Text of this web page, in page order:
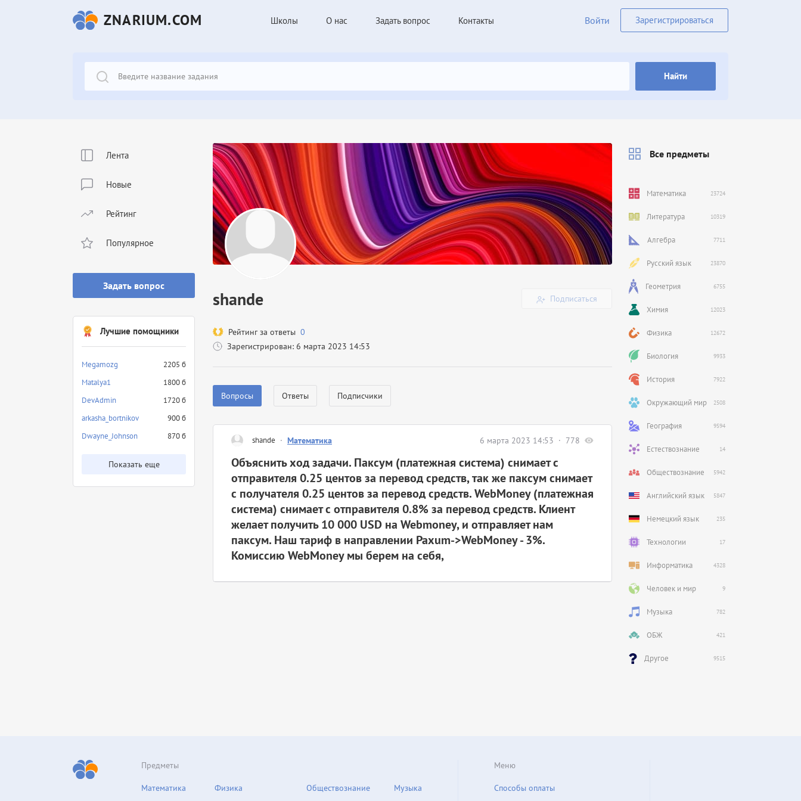
ZNARIUM.COM Школы О нас Задать вопрос Контакты Войти Зарегистрироваться
Найти
Лента
Новые
Рейтинг
Популярное
Задать вопрос
Лучшие помощники
Megamozg
2205 б
Matalya1
1800 б
DevAdmin
1720 б
arkasha_bortnikov
900 б
Dwayne_Johnson
870 б
Показать еще
shande Подписаться
Рейтинг за ответы 0
Зарегистрирован: 6 марта 2023 14:53
Вопросы Ответы Подписчики
shande · Математика 6 марта 2023 14:53 778
Объяснить ход задачи. Паксум (платежная система) снимает с
отправителя 0.25 центов за перевод средств, так же паксум снимает
с получателя 0.25 центов за перевод средств. WebMoney (платежная
система) снимает с отправителя 0.8% за перевод средств. Клиент
желает получить 10 000 USD на Webmoney, и отправляет нам
паксум. Наш тариф в направлении Paxum->WebMoney - 3%.
Комиссию WebMoney мы берем на себя,
Все предметы
Математика 23724
Литература 10319
Алгебра 7711
Русский язык 23870
Геометрия 6755
Химия 12023
Физика 12672
Биология 9933
История 7922
Окружающий мир 2508
География 9594
Естествознание 14
Обществознание 5942
Английский язык 5847
Немецкий язык 235
Технологии 17
Информатика 4328
Человек и мир 9
Музыка 782
ОБЖ 421
Другое 9515
Предметы
Математика
Физика
Обществознание
Музыка
Меню
Способы оплаты